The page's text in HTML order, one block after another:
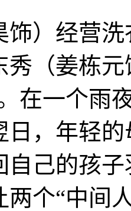
饰）经营
秀（姜栋
在一个雨
日，年轻
自己的孩
两个“中间